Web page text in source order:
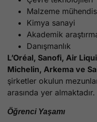
Malzeme
Kimya sanayi
Akademik
Danışmanlık
L’Oréal, Sanofi, Air
Michelin, Arkema ve
şirketler okulun
arasında yer almaktadır.
Öğrenci Yaşamı